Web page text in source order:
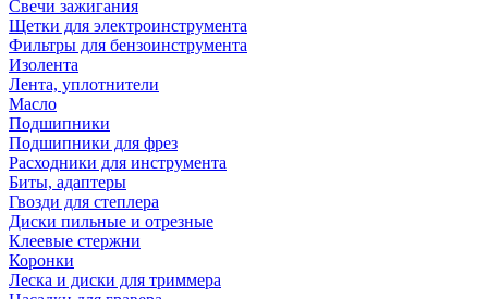
Свечи зажигания
Щетки для электроинструмента
Фильтры для бензоинструмента
Изолента
Лента, уплотнители
Масло
Подшипники
Подшипники для фрез
Расходники для инструмента
Биты, адаптеры
Гвозди для степлера
Диски пильные и отрезные
Клеевые стержни
Коронки
Леска и диски для триммера